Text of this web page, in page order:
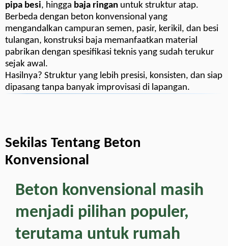
pipa besi, hingga baja ringan untuk struktur atap.
Berbeda dengan beton konvensional yang
mengandalkan campuran semen, pasir, kerikil, dan besi
tulangan, konstruksi baja memanfaatkan material
pabrikan dengan spesifikasi teknis yang sudah terukur
sejak awal.
Hasilnya? Struktur yang lebih presisi, konsisten, dan siap
dipasang tanpa banyak improvisasi di lapangan.
Sekilas Tentang Beton
Konvensional
Beton konvensional masih
menjadi pilihan populer,
terutama untuk rumah